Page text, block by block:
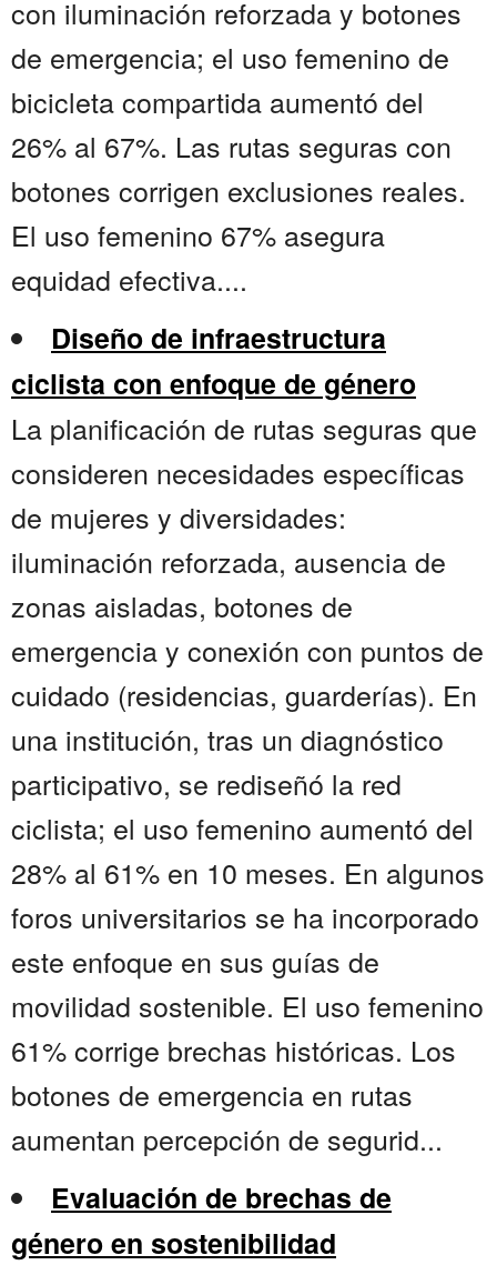
con iluminación reforzada y botones
de emergencia; el uso femenino de
bicicleta compartida aumentó del
26% al 67%. Las rutas seguras con
botones corrigen exclusiones reales.
El uso femenino 67% asegura
equidad efectiva....
Diseño de infraestructura
ciclista con enfoque de género
La planificación de rutas seguras que
consideren necesidades específicas
de mujeres y diversidades:
iluminación reforzada, ausencia de
zonas aisladas, botones de
emergencia y conexión con puntos de
cuidado (residencias, guarderías). En
una institución, tras un diagnóstico
participativo, se rediseñó la red
ciclista; el uso femenino aumentó del
28% al 61% en 10 meses. En algunos
foros universitarios se ha incorporado
este enfoque en sus guías de
movilidad sostenible. El uso femenino
61% corrige brechas históricas. Los
botones de emergencia en rutas
aumentan percepción de segurid...
Evaluación de brechas de
género en sostenibilidad